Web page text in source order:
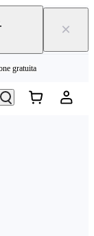
×
now!
gratuita